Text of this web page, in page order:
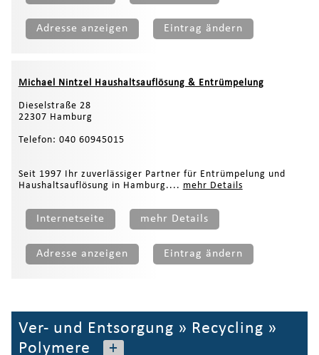
Adresse anzeigen Eintrag ändern
Michael Nintzel Haushaltsauflösung & Entrümpelung
Dieselstraße 28
22307 Hamburg
Telefon: 040 60945015
Seit 1997 Ihr zuverlässiger Partner für Entrümpelung und
Haushaltsauflösung in Hamburg.... mehr Details
Internetseite mehr Details
Adresse anzeigen Eintrag ändern
Ver- und Entsorgung » Recycling »
Polymere
+